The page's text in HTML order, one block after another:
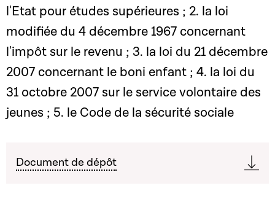
l'Etat pour études supérieures ; 2. la loi
modifiée du 4 décembre 1967 concernant
l'impôt sur le revenu ; 3. la loi du 21 décembre
2007 concernant le boni enfant ; 4. la loi du
31 octobre 2007 sur le service volontaire des
jeunes ; 5. le Code de la sécurité sociale
Document de dépôt